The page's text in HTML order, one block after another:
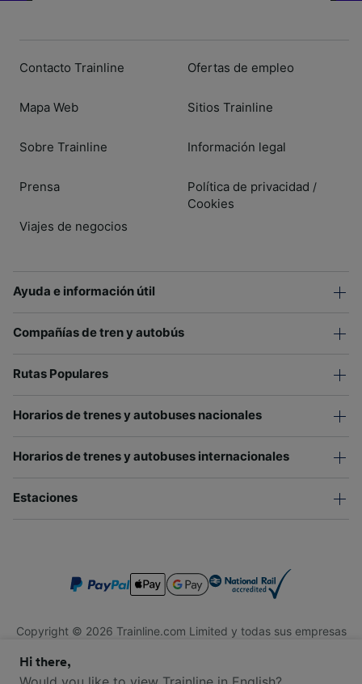
Contacto Trainline
Mapa Web
Sobre Trainline
Prensa
Viajes de negocios
Ofertas de empleo
Sitios Trainline
Información legal
Política de privacidad /
Cookies
Ayuda e información útil
Compañías de tren y autobús
Rutas Populares
Horarios de trenes y autobuses nacionales
Horarios de trenes y autobuses internacionales
Estaciones
Copyright © 2026 Trainline.com Limited y todas sus empresas
Trainline.com Limited está registrada en Inglaterra y Gales.
Compañía No. 3846791. Dirección: 1 Stonecutter St, Londres
Hi there,